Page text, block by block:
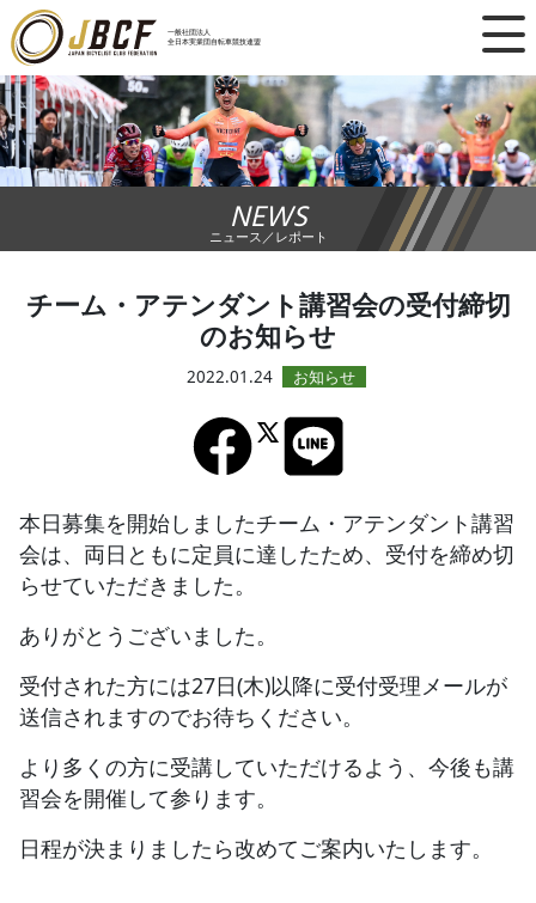
一般社団法人
全日本実業団自転車競技連盟
×
ニュース
レース日程
ランキング
チーム・選手
競技ガイド
加盟・登録
エントリー
JBCF ROAD SERIESとは
NEWS
ニュース／レポート
チーム・アテンダント講習会の受付締切
のお知らせ
2022.01.24
本日募集を開始しましたチーム・アテンダント講習
会は、両日ともに定員に達したため、受付を締め切
らせていただきました。
ありがとうございました。
受付された方には27日(木)以降に受付受理メールが
送信されますのでお待ちください。
より多くの方に受講していただけるよう、今後も講
習会を開催して参ります。
日程が決まりましたら改めてご案内いたします。